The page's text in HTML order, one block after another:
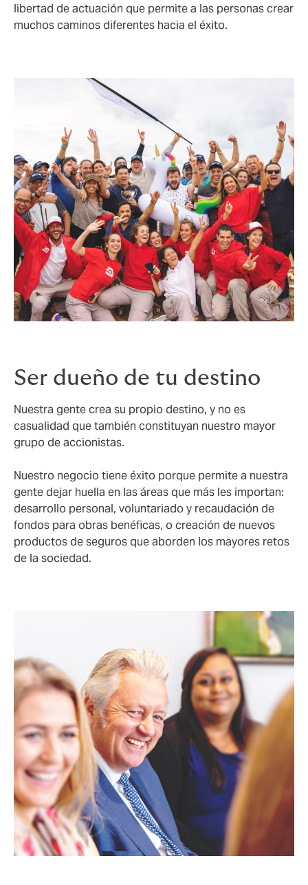
libertad de actuación que permite a las personas crear
muchos caminos diferentes hacia el éxito.
Ser dueño de tu destino
Nuestra gente crea su propio destino, y no es
casualidad que también constituyan nuestro mayor
grupo de accionistas.
Nuestro negocio tiene éxito porque permite a nuestra
gente dejar huella en las áreas que más les importan:
desarrollo personal, voluntariado y recaudación de
fondos para obras benéficas, o creación de nuevos
productos de seguros que aborden los mayores retos
de la sociedad.